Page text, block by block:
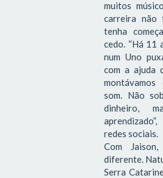
muitos
carreira não
tenha
cedo. “Há 11
num Uno
com a ajuda
montávamos
som. Não
dinheiro,
redes sociais.
Com
diferente.
Serra